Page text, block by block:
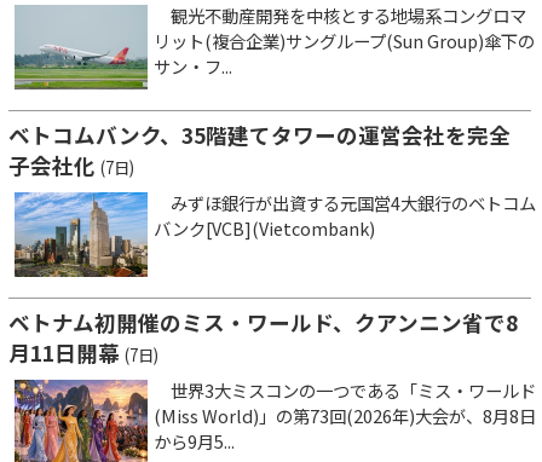
観光不動産開発を中核とする地場系コングロマ
リット(複合企業)サングループ(Sun Group)傘下の
サン・フ...
ベトコムバンク、35階建てタワーの運営会社を完全
子会社化 (7日)
みずほ銀行が出資する元国営4大銀行のベトコム
バンク[VCB](Vietcombank)
ベトナム初開催のミス・ワールド、クアンニン省で8
月11日開幕 (7日)
世界3大ミスコンの一つである「ミス・ワールド
(Miss World)」の第73回(2026年)大会が、8月8日
から9月5...